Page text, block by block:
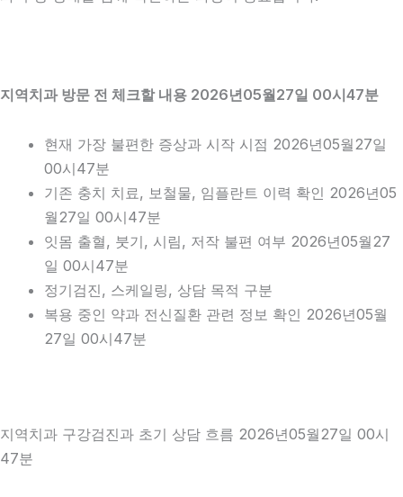
지역치과 방문 전 체크할 내용 2026년05월27일 00시47분
현재 가장 불편한 증상과 시작 시점 2026년05월27일
00시47분
기존 충치 치료, 보철물, 임플란트 이력 확인 2026년05
월27일 00시47분
잇몸 출혈, 붓기, 시림, 저작 불편 여부 2026년05월27
일 00시47분
정기검진, 스케일링, 상담 목적 구분
복용 중인 약과 전신질환 관련 정보 확인 2026년05월
27일 00시47분
지역치과 구강검진과 초기 상담 흐름 2026년05월27일 00시
47분